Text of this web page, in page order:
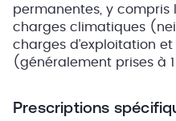
permanentes, y compris
charges climatiques
charges d’exploitation
(généralement prises à
Prescriptions